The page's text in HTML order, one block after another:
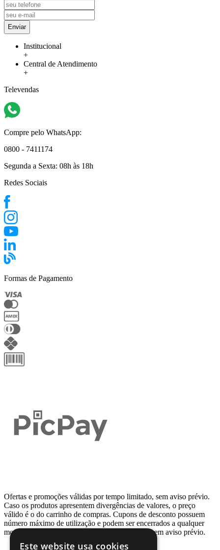
Enviar
Institucional
+
Central de Atendimento
+
Televendas
Compre pelo WhatsApp:
0800 - 7411174
Segunda a Sexta: 08h às 18h
Redes Sociais
Formas de Pagamento
Ofertas e promoções válidas por tempo limitado, sem aviso prévio.
Caso os produtos apresentem divergências de valores, o preço
válido é o do carrinho de compras. Cupons de desconto possuem
número máximo de utilização e podem ser encerrados a qualquer
momento, de acordo com sua disponibilidade e sem aviso prévio.
Este website usa cookies